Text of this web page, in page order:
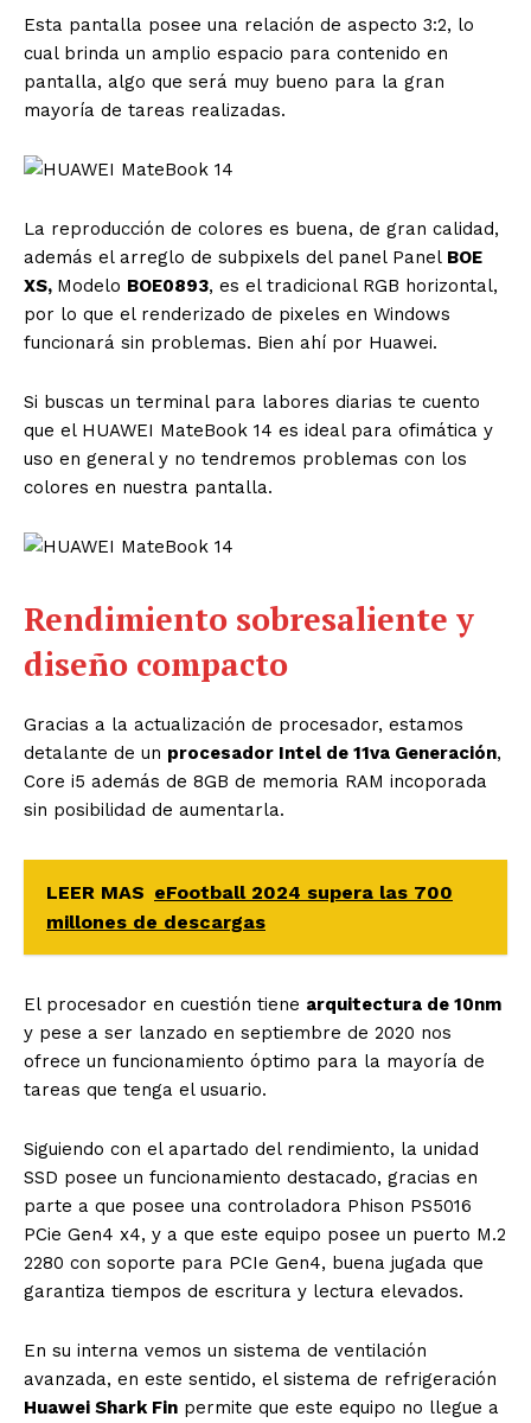
Esta pantalla posee una relación de aspecto 3:2, lo
cual brinda un amplio espacio para contenido en
pantalla, algo que será muy bueno para la gran
mayoría de tareas realizadas.
La reproducción de colores es buena, de gran calidad,
además el arreglo de subpixels del panel Panel BOE
XS, Modelo BOE0893, es el tradicional RGB horizontal,
por lo que el renderizado de pixeles en Windows
funcionará sin problemas. Bien ahí por Huawei.
Si buscas un terminal para labores diarias te cuento
que el HUAWEI MateBook 14 es ideal para ofimática y
uso en general y no tendremos problemas con los
colores en nuestra pantalla.
Rendimiento sobresaliente y
diseño compacto
Gracias a la actualización de procesador, estamos
detalante de un procesador Intel de 11va Generación,
Core i5 además de 8GB de memoria RAM incoporada
sin posibilidad de aumentarla.
LEER MAS eFootball 2024 supera las 700
millones de descargas
El procesador en cuestión tiene arquitectura de 10nm
y pese a ser lanzado en septiembre de 2020 nos
ofrece un funcionamiento óptimo para la mayoría de
tareas que tenga el usuario.
Siguiendo con el apartado del rendimiento, la unidad
SSD posee un funcionamiento destacado, gracias en
parte a que posee una controladora Phison PS5016
PCie Gen4 x4, y a que este equipo posee un puerto M.2
2280 con soporte para PCIe Gen4, buena jugada que
garantiza tiempos de escritura y lectura elevados.
En su interna vemos un sistema de ventilación
avanzada, en este sentido, el sistema de refrigeración
Huawei Shark Fin permite que este equipo no llegue a